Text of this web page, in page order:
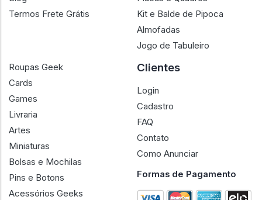
Termos Frete Grátis
Kit e Balde de Pipoca
Almofadas
Jogo de Tabuleiro
Roupas Geek
Cards
Games
Livraria
Artes
Miniaturas
Bolsas e Mochilas
Pins e Botons
Acessórios Geeks
Clientes
Login
Cadastro
FAQ
Contato
Como Anunciar
Formas de Pagamento